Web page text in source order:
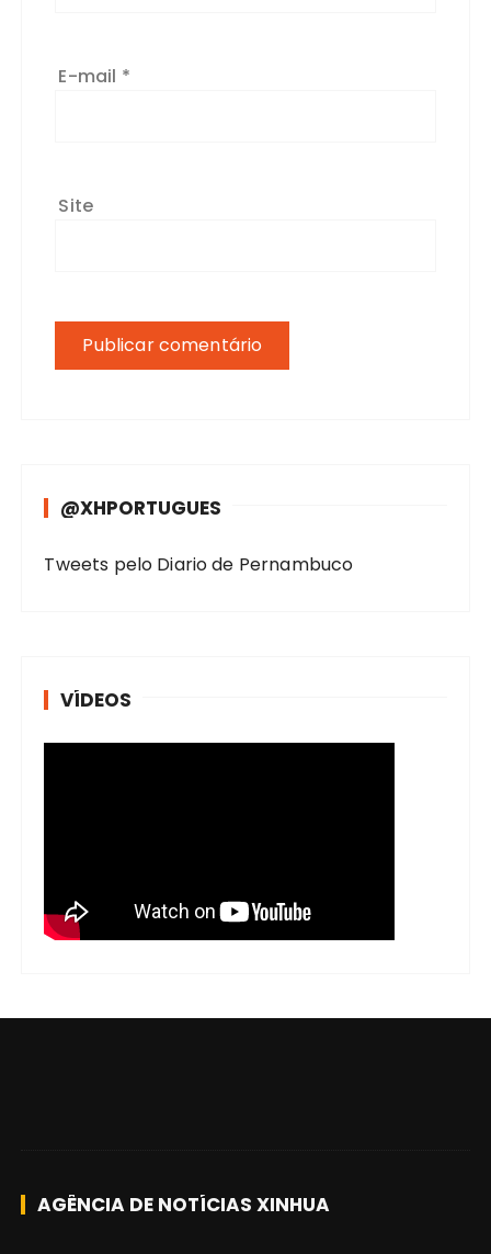
E-mail *
Site
@XHPORTUGUES
Tweets pelo Diario de Pernambuco
VÍDEOS
AGÊNCIA DE NOTÍCIAS XINHUA